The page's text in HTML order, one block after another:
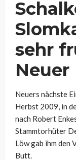
sehr
Neuer
Neuers nächste
Herbst 2009, in
nach Robert
Stammtorhüter
Löw gab ihm den
Butt.